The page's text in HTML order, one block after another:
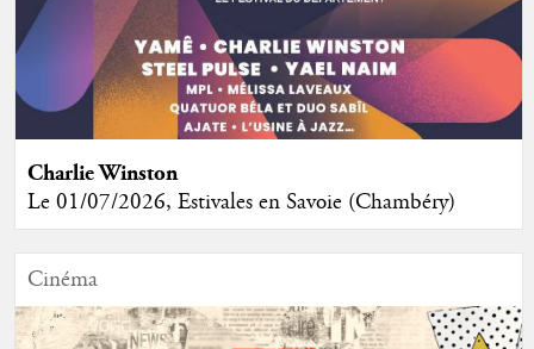
Charlie Winston
Le 01/07/2026, Estivales en Savoie (Chambéry)
Cinéma